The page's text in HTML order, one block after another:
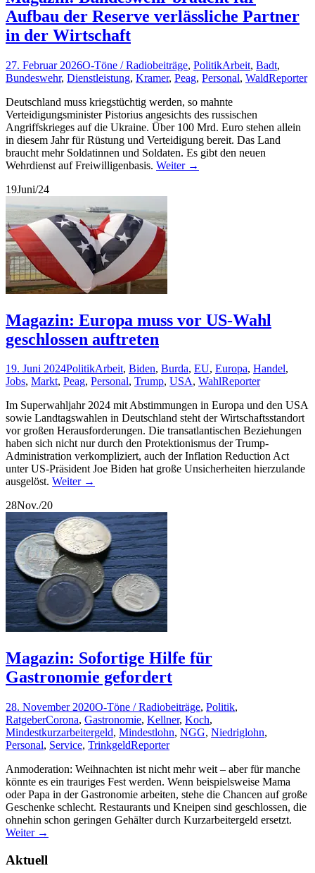
Aufbau der Reserve verlässliche Partner
in der Wirtschaft
27. Februar 2026O-Töne / Radiobeiträge, PolitikArbeit, Badt,
Bundeswehr, Dienstleistung, Kramer, Peag, Personal, WaldReporter
Deutschland muss kriegstüchtig werden, so mahnte
Verteidigungsminister Pistorius angesichts des russischen
Angriffskrieges auf die Ukraine. Über 100 Mrd. Euro stehen allein
in diesem Jahr für Rüstung und Verteidigung bereit. Das Land
braucht mehr Soldatinnen und Soldaten. Es gibt den neuen
Wehrdienst auf Freiwilligenbasis. Weiter →
19Juni/24
Magazin: Europa muss vor US-Wahl
geschlossen auftreten
19. Juni 2024PolitikArbeit, Biden, Burda, EU, Europa, Handel,
Jobs, Markt, Peag, Personal, Trump, USA, WahlReporter
Im Superwahljahr 2024 mit Abstimmungen in Europa und den USA
sowie Landtagswahlen in Deutschland steht der Wirtschaftsstandort
vor großen Herausforderungen. Die transatlantischen Beziehungen
haben sich nicht nur durch den Protektionismus der Trump-
Administration verkompliziert, auch der Inflation Reduction Act
unter US-Präsident Joe Biden hat große Unsicherheiten hierzulande
ausgelöst. Weiter →
28Nov./20
Magazin: Sofortige Hilfe für
Gastronomie gefordert
28. November 2020O-Töne / Radiobeiträge, Politik,
RatgeberCorona, Gastronomie, Kellner, Koch,
Mindestkurzarbeitergeld, Mindestlohn, NGG, Niedriglohn,
Personal, Service, TrinkgeldReporter
Anmoderation: Weihnachten ist nicht mehr weit – aber für manche
könnte es ein trauriges Fest werden. Wenn beispielsweise Mama
oder Papa in der Gastronomie arbeiten, stehe die Chancen auf große
Geschenke schlecht. Restaurants und Kneipen sind geschlossen, die
ohnehin schon geringen Gehälter durch Kurzarbeitergeld ersetzt.
Weiter →
Aktuell